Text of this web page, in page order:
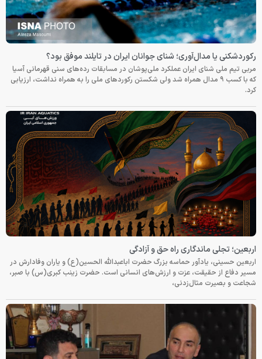
رکوردشکنی یا مدال‌آوری؛ شنای جوانان ایران در تایلند موفق بود؟
مربی تیم ملی شنای ایران عملکرد ملی‌پوشان در مسابقات رده‌های سنی قهرمانی آسیا
که با کسب ۹ مدال همراه شد ولی شکستن رکوردهای ملی را به همراه نداشت، ارزیابی
کرد.
اربعین؛ تجلی ماندگاری راه حق و آزادگی
اربعین حسینی، یادآور حماسه بزرگ حضرت اباعبدالله الحسین(ع) و یاران وفادارش در
مسیر دفاع از حقیقت، عزت و ارزش‌های انسانی است. حضرت زینب کبری(س) با صبر،
شجاعت و بصیرت مثال‌زدنی،